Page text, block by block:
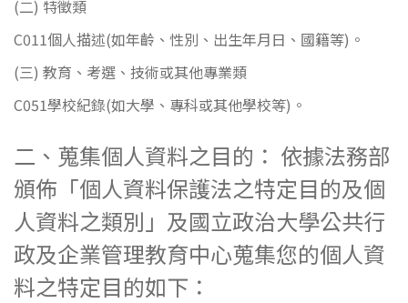
(二) 特徵類
C011個人描述(如年齡、性別、出生年月日、國籍等)。
(三) 教育、考選、技術或其他專業類
C051學校紀錄(如大學、專科或其他學校等)。
二、蒐集個人資料之目的： 依據法務部
頒佈「個人資料保護法之特定目的及個
人資料之類別」及國立政治大學公共行
政及企業管理教育中心蒐集您的個人資
料之特定目的如下：